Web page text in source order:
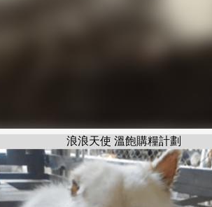
浪浪天使 溫飽購糧計劃